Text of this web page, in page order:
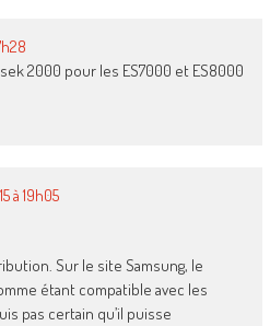
2000 pour les ES7000 et ES8000
à 19h05
Sur le site Samsung, le
étant compatible avec les
pas certain qu’il puisse